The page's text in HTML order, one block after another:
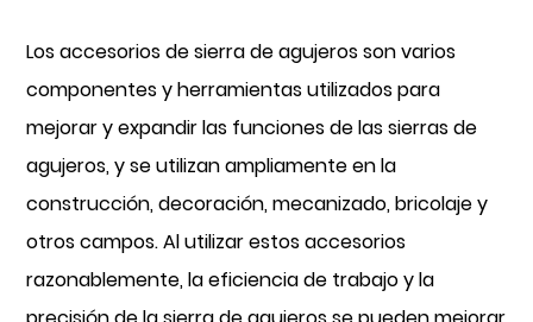
Los accesorios de sierra de agujeros son varios
componentes y herramientas utilizados para
mejorar y expandir las funciones de las sierras de
agujeros, y se utilizan ampliamente en la
construcción, decoración, mecanizado, bricolaje y
otros campos. Al utilizar estos accesorios
razonablemente, la eficiencia de trabajo y la